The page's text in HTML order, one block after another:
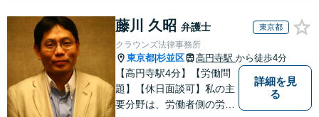
藤川 久昭 弁護士 東京都
クラウンズ法律事務所
東京都 杉並区 高円寺駅 から徒歩4分
【高円寺駅4分】【労働問
題】【休日面談可】私の主
要分野は、労働者側の労働
詳細を見
る